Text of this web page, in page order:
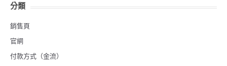
分類
銷售頁
官網
付款方式（金流）